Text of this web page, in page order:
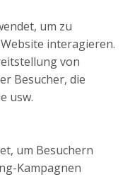
um zu
interagieren.
von
Besucher, die
usw.
um Besuchern
Kampagnen